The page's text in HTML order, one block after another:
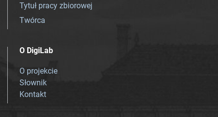
Tytuł pracy zbiorowej
Twórca
O DigiLab
O projekcie
Słownik
Kontakt